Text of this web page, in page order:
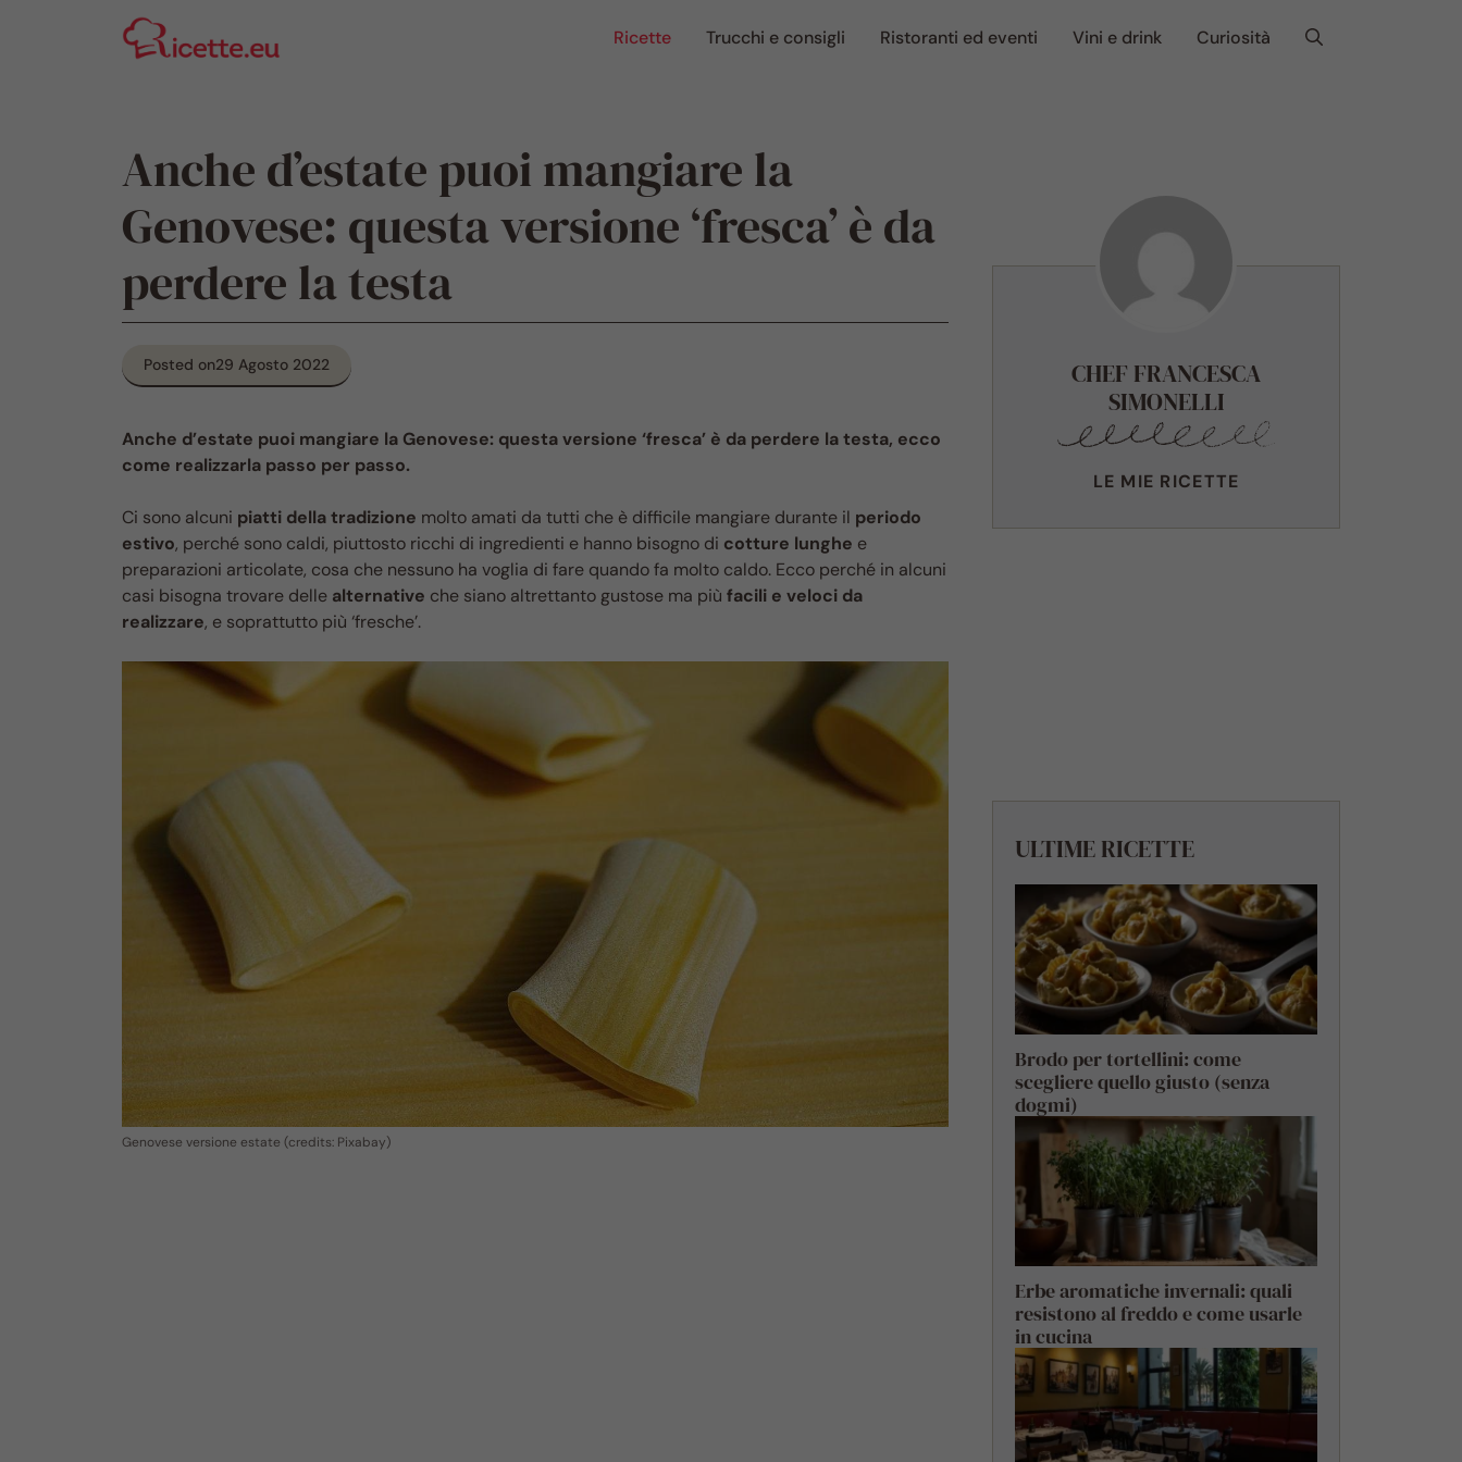
Ricette Trucchi e consigli Ristoranti ed eventi Vini e drink Curiosità
Anche d’estate puoi mangiare la
Genovese: questa versione ‘fresca’ è da
perdere la testa
Posted on29 Agosto 2022
Anche d’estate puoi mangiare la Genovese: questa versione ‘fresca’ è da perdere la testa, ecco
come realizzarla passo per passo.
Ci sono alcuni piatti della tradizione molto amati da tutti che è difficile mangiare durante il periodo
estivo, perché sono caldi, piuttosto ricchi di ingredienti e hanno bisogno di cotture lunghe e
preparazioni articolate, cosa che nessuno ha voglia di fare quando fa molto caldo. Ecco perché in alcuni
casi bisogna trovare delle alternative che siano altrettanto gustose ma più facili e veloci da
realizzare, e soprattutto più ‘fresche’.
Genovese versione estate (credits: Pixabay)
CHEF FRANCESCA
SIMONELLI
LE MIE RICETTE
ULTIME RICETTE
Brodo per tortellini: come
scegliere quello giusto (senza
dogmi)
Erbe aromatiche invernali: quali
resistono al freddo e come usarle
in cucina